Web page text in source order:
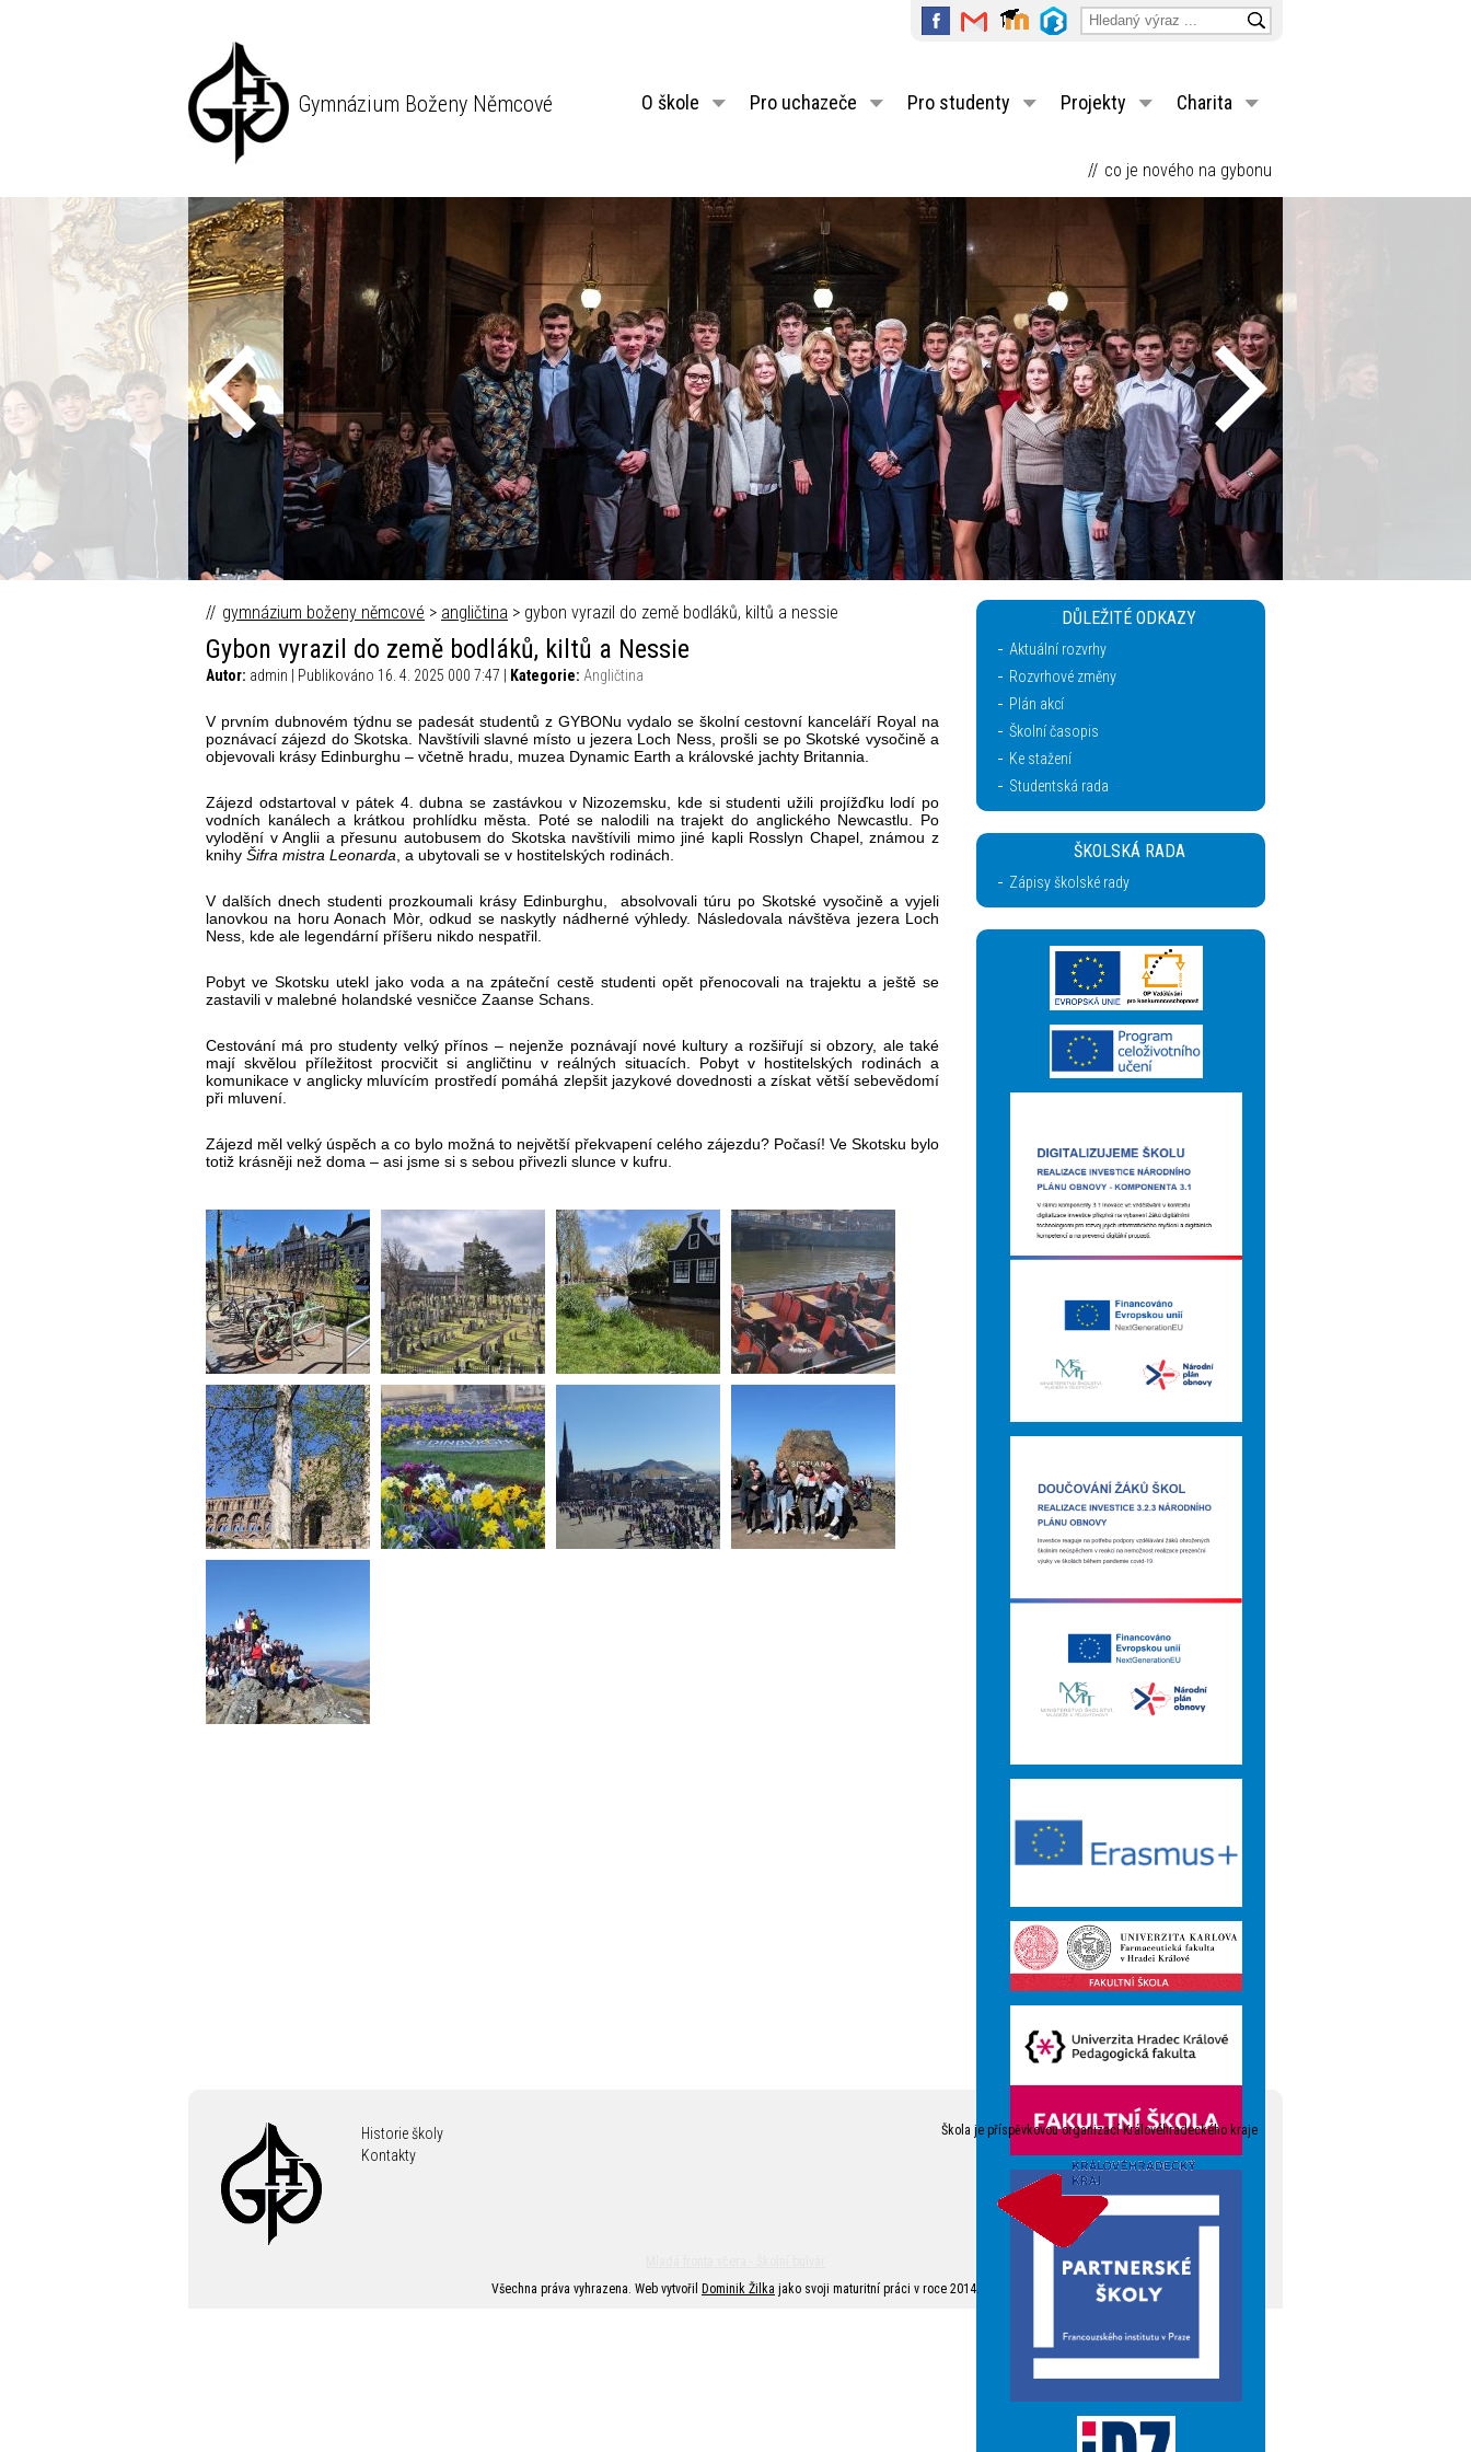
Gymnázium Boženy Němcové O škole Pro uchazeče Pro studenty Projekty Charita
co je nového na gybonu
Fokus Václava Moravce © Česká televize – Autor_ Mikuláš Křepelka
gymnázium boženy němcové > angličtina > gybon vyrazil do země bodláků, kiltů a nessie
Gybon vyrazil do země bodláků, kiltů a Nessie
Autor: admin | Publikováno 16. 4. 2025 000 7:47 | Kategorie: Angličtina
V prvním dubnovém týdnu se padesát studentů z GYBONu vydalo se školní cestovní kanceláří Royal na
poznávací zájezd do Skotska. Navštívili slavné místo u jezera Loch Ness, prošli se po Skotské vysočině a
objevovali krásy Edinburghu – včetně hradu, muzea Dynamic Earth a královské jachty Britannia.
Zájezd odstartoval v pátek 4. dubna se zastávkou v Nizozemsku, kde si studenti užili projížďku lodí po
vodních kanálech a krátkou prohlídku města. Poté se nalodili na trajekt do anglického Newcastlu. Po
vylodění v Anglii a přesunu autobusem do Skotska navštívili mimo jiné kapli Rosslyn Chapel, známou z
knihy Šifra mistra Leonarda , a ubytovali se v hostitelských rodinách.
V dalších dnech studenti prozkoumali krásy Edinburghu, absolvovali túru po Skotské vysočině a vyjeli
lanovkou na horu Aonach Mòr, odkud se naskytly nádherné výhledy. Následovala návštěva jezera Loch
Ness, kde ale legendární příšeru nikdo nespatřil.
Pobyt ve Skotsku utekl jako voda a na zpáteční cestě studenti opět přenocovali na trajektu a ještě se
zastavili v malebné holandské vesničce Zaanse Schans.
Cestování má pro studenty velký přínos – nejenže poznávají nové kultury a rozšiřují si obzory, ale také
mají skvělou příležitost procvičit si angličtinu v reálných situacích. Pobyt v hostitelských rodinách a
komunikace v anglicky mluvícím prostředí pomáhá zlepšit jazykové dovednosti a získat větší sebevědomí
při mluvení.
Zájezd měl velký úspěch a co bylo možná to největší překvapení celého zájezdu? Počasí! Ve Skotsku bylo
totiž krásněji než doma – asi jsme si s sebou přivezli slunce v kufru.
DŮLEŽITÉ ODKAZY
Aktuální rozvrhy
Rozvrhové změny
Plán akcí
Školní časopis
Ke stažení
Studentská rada
ŠKOLSKÁ RADA
Zápisy školské rady
Historie školy
Kontakty
Škola je příspěvkovou organizací Královéhradeckého kraje
Všechna práva vyhrazena. Web vytvořil
Dominik Žilka jako svoji maturitní práci v roce 2014.